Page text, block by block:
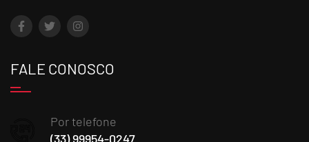
FALE CONOSCO
Por telefone
(33) 99954-0247